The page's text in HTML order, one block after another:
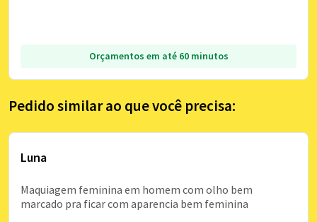
Orçamentos em até 60 minutos
Pedido similar ao que você precisa:
Luna
Maquiagem feminina em homem com olho bem
marcado pra ficar com aparencia bem feminina